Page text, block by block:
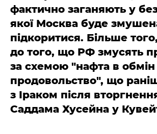
фактично заганяють у
якої Москва буде
підкоритися. Більше
до того, що РФ змусять
за схемою "нафта в обмін
продовольство", що
з Іраком після
Саддама Хусейна у